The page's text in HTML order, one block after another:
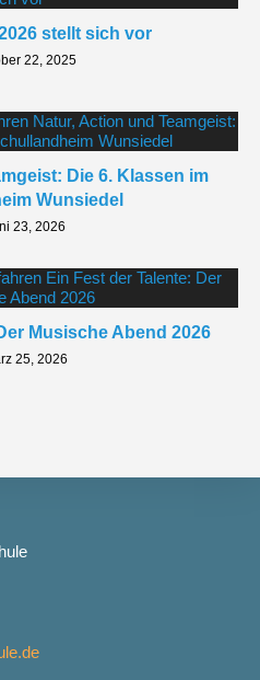
stellt sich vor
22, 2025
Die 6. Klassen im
Wunsiedel
23, 2026
Musische Abend 2026
25, 2026